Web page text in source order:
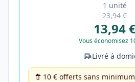
1 unité
23,94 €
13,94
Vous économisez
Livré à
10 € offerts sans